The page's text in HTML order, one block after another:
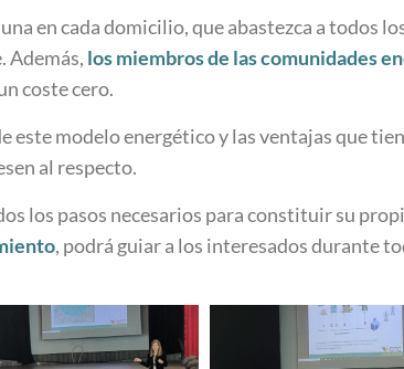
en cada domicilio, que abastezca a todos
Además, los miembros de las comunidades
coste cero.
modelo energético y las ventajas que
al respecto.
los pasos necesarios para constituir su
, podrá guiar a los interesados durante